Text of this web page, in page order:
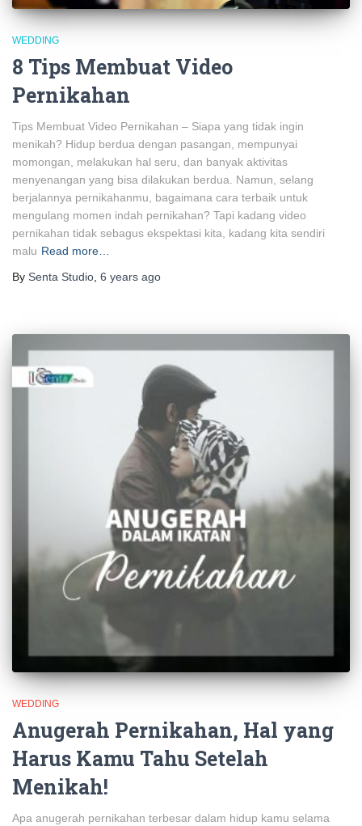
WEDDING
8 Tips Membuat Video
Pernikahan
Tips Membuat Video Pernikahan – Siapa yang tidak ingin
menikah? Hidup berdua dengan pasangan, mempunyai
momongan, melakukan hal seru, dan banyak aktivitas
menyenangan yang bisa dilakukan berdua. Namun, selang
berjalannya pernikahanmu, bagaimana cara terbaik untuk
mengulang momen indah pernikahan? Tapi kadang video
pernikahan tidak sebagus ekspektasi kita, kadang kita sendiri
malu Read more…
By Senta Studio 6 years ago
WEDDING
Anugerah Pernikahan, Hal yang
Harus Kamu Tahu Setelah
Menikah!
Apa anugerah pernikahan terbesar dalam hidup kamu selama